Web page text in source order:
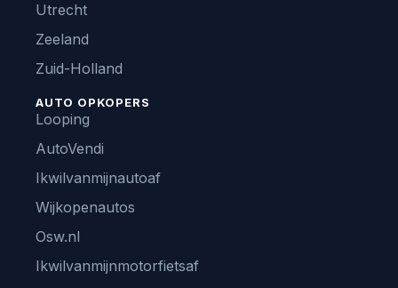
Utrecht
Zeeland
Zuid-Holland
AUTO OPKOPERS
Looping
AutoVendi
Ikwilvanmijnautoaf
Wijkopenautos
Osw.nl
Ikwilvanmijnmotorfietsaf